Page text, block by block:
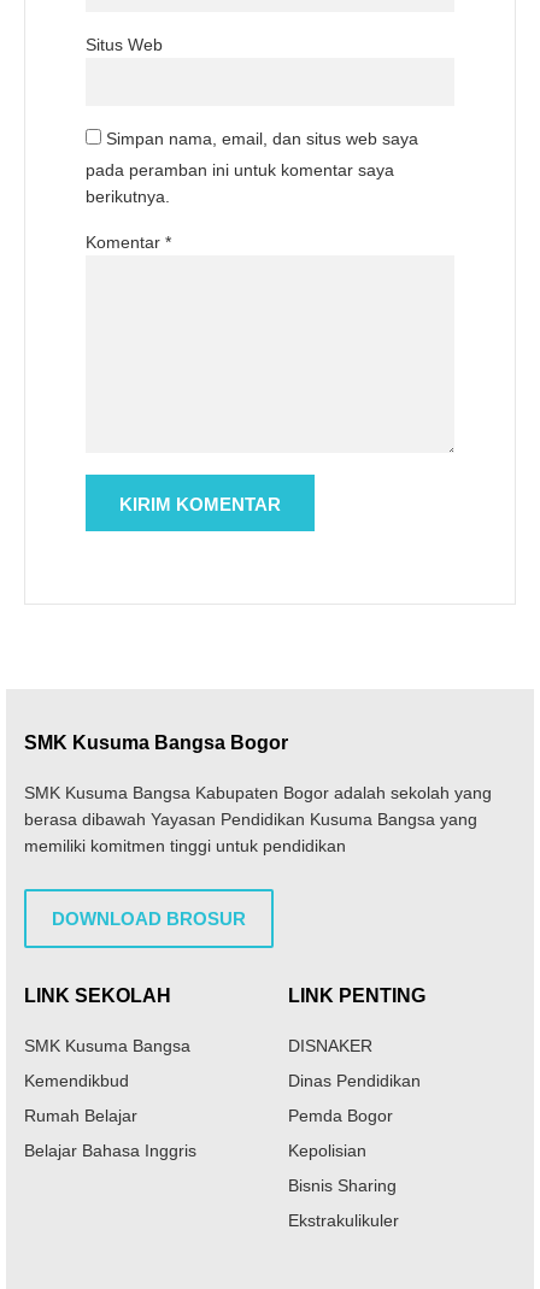
Situs Web
Simpan nama, email, dan situs web saya
pada peramban ini untuk komentar saya
berikutnya.
Komentar *
SMK Kusuma Bangsa Bogor
SMK Kusuma Bangsa Kabupaten Bogor adalah sekolah yang
berasa dibawah Yayasan Pendidikan Kusuma Bangsa yang
memiliki komitmen tinggi untuk pendidikan
DOWNLOAD BROSUR
LINK SEKOLAH
SMK Kusuma Bangsa
Kemendikbud
Rumah Belajar
Belajar Bahasa Inggris
LINK PENTING
DISNAKER
Dinas Pendidikan
Pemda Bogor
Kepolisian
Bisnis Sharing
Ekstrakulikuler